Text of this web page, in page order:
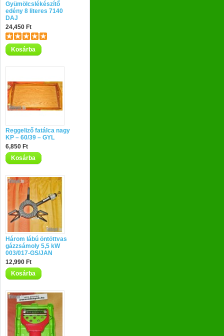
Gyümölcslékészítő
edény 8 literes 7140
DAJ
24,450 Ft
Kosárba
Reggeliző fatálca nagy
KP – 60/39 – GYL
6,850 Ft
Kosárba
Három lábú öntöttvas
gázzsámoly 5,5 kW
003/017-GS/JAN
12,990 Ft
Kosárba